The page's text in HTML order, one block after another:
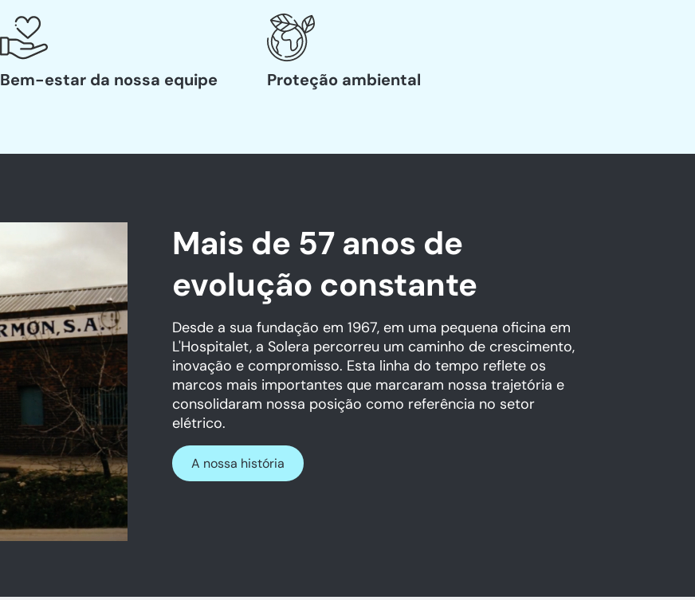
Bem-estar da nossa equipe Proteção ambiental
Mais de 57 anos de
evolução constante
Desde a sua fundação em 1967, em uma pequena oficina em
L'Hospitalet, a Solera percorreu um caminho de crescimento,
inovação e compromisso. Esta linha do tempo reflete os
marcos mais importantes que marcaram nossa trajetória e
consolidaram nossa posição como referência no setor
elétrico.
A nossa história